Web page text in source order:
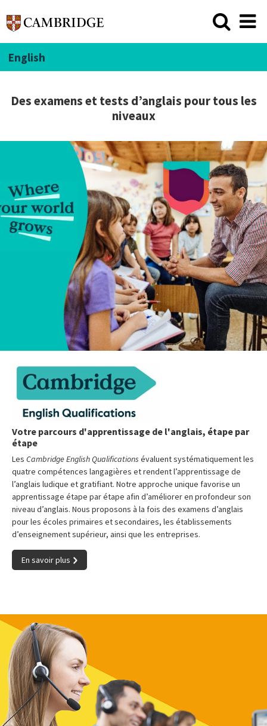
English
Des examens et tests d’anglais pour tous les
niveaux
Votre parcours d'apprentissage de l'anglais, étape par
étape
Les Cambridge English Qualifications évaluent systématiquement les
quatre compétences langagières et rendent l’apprentissage de
l’anglais ludique et gratifiant. Notre approche unique favorise un
apprentissage étape par étape afin d’améliorer en profondeur son
niveau d’anglais. Nous proposons à la fois des examens d’anglais
pour les écoles primaires et secondaires, les établissements
d’enseignement supérieur, ainsi que les entreprises.
En savoir plus